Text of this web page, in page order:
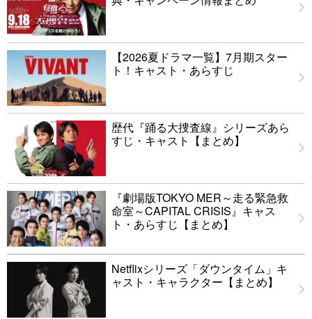
【2026夏ドラマ一覧】7月期スター
ト！キャスト・あらすじ
歴代『踊る大捜査線』シリーズあら
すじ・キャスト【まとめ】
『劇場版TOKYO MER～走る緊急救
命室～CAPITAL CRISIS』キャス
ト・あらすじ【まとめ】
Netflixシリーズ「ダウンタイム」キ
ャスト・キャラクター【まとめ】